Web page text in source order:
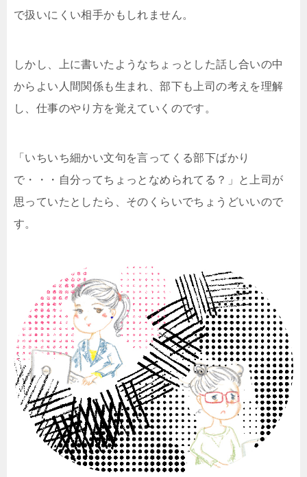
で扱いにくい相手かもしれません。
しかし、上に書いたようなちょっとした話し合いの中
からよい人間関係も生まれ、部下も上司の考えを理解
し、仕事のやり方を覚えていくのです。
「いちいち細かい文句を言ってくる部下ばかり
で・・・自分ってちょっとなめられてる？」と上司が
思っていたとしたら、そのくらいでちょうどいいので
す。